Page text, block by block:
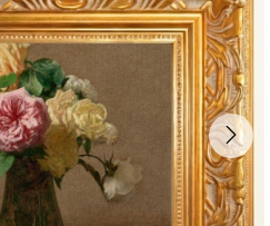
FINE ART
obras de arte do mundo
para o
reúne a genialidade de
grandes
artes reaise o requinte inconfundível
artesanal emCanvas 100% Algodão,
comPigmentação Mineral .
GARANTIA ETERNA